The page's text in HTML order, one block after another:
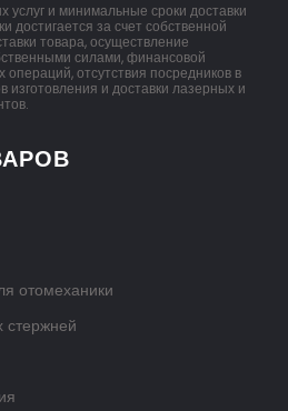
услуг и минимальные сроки доставки
достигается за счет собственной
товара, осуществление
силами, финансовой
отсутствия посредников в
изготовления и доставки лазерных и
отомеханики
стержней